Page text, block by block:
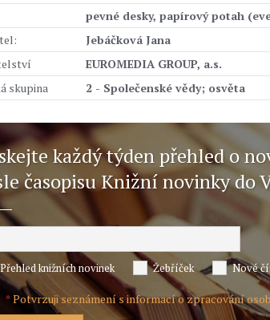
pevné desky, papírový potah
Jebáčková Jana
EUROMEDIA GROUP, a.s.
skupina
2 - Společenské vědy; osvěta
každý týden přehled o
časopisu Knižní novinky do
Přehled knižních novinek Žebříček Nové
*Potvrzuji seznámení s informací o zpracování